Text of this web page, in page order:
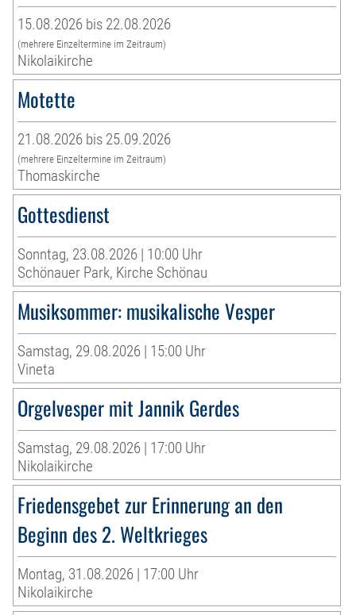
15.08.2026 bis 22.08.2026
(mehrere Einzeltermine im Zeitraum)
Nikolaikirche
Motette
21.08.2026 bis 25.09.2026
(mehrere Einzeltermine im Zeitraum)
Thomaskirche
Gottesdienst
Sonntag, 23.08.2026 | 10:00 Uhr
Schönauer Park, Kirche Schönau
Musiksommer: musikalische Vesper
Samstag, 29.08.2026 | 15:00 Uhr
Vineta
Orgelvesper mit Jannik Gerdes
Samstag, 29.08.2026 | 17:00 Uhr
Nikolaikirche
Friedensgebet zur Erinnerung an den
Beginn des 2. Weltkrieges
Montag, 31.08.2026 | 17:00 Uhr
Nikolaikirche